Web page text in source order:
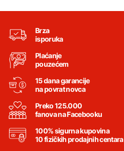
Brza
isporuka
Plaćanje
pouzećem
15 dana garancije
na povrat novca
Preko 125.000
fanova na Facebooku
100% sigurna kupovina
10 fizičkih prodajnih centara